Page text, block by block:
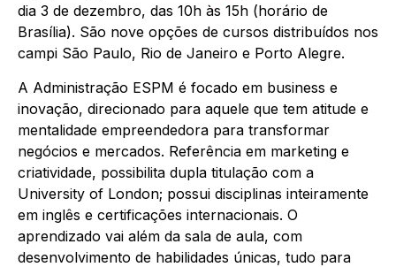
dia 3 de dezembro, das 10h às 15h (horário de
Brasília). São nove opções de cursos distribuídos nos
campi São Paulo, Rio de Janeiro e Porto Alegre.
A Administração ESPM é focado em business e
inovação, direcionado para aquele que tem atitude e
mentalidade empreendedora para transformar
negócios e mercados. Referência em marketing e
criatividade, possibilita dupla titulação com a
University of London; possui disciplinas inteiramente
em inglês e certificações internacionais. O
aprendizado vai além da sala de aula, com
desenvolvimento de habilidades únicas, tudo para